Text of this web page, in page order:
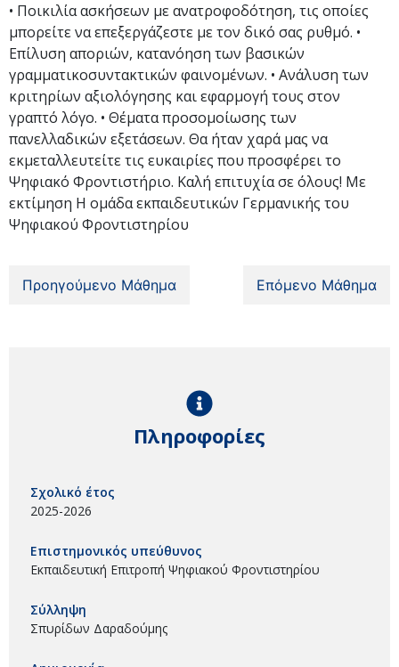
• Ποικιλία ασκήσεων με ανατροφοδότηση, τις οποίες
μπορείτε να επεξεργάζεστε με τον δικό σας ρυθμό. •
Επίλυση αποριών, κατανόηση των βασικών
γραμματικοσυντακτικών φαινομένων. • Ανάλυση των
κριτηρίων αξιολόγησης και εφαρμογή τους στον
γραπτό λόγο. • Θέματα προσομοίωσης των
πανελλαδικών εξετάσεων. Θα ήταν χαρά μας να
εκμεταλλευτείτε τις ευκαιρίες που προσφέρει το
Ψηφιακό Φροντιστήριο. Καλή επιτυχία σε όλους! Με
εκτίμηση Η ομάδα εκπαιδευτικών Γερμανικής του
Ψηφιακού Φροντιστηρίου
Προηγούμενο Μάθημα Επόμενο Μάθημα
Πληροφορίες
Σχολικό έτος
2025-2026
Επιστημονικός υπεύθυνος
Εκπαιδευτική Επιτροπή Ψηφιακού Φροντιστηρίου
Σύλληψη
Σπυρίδων Δαραδούμης